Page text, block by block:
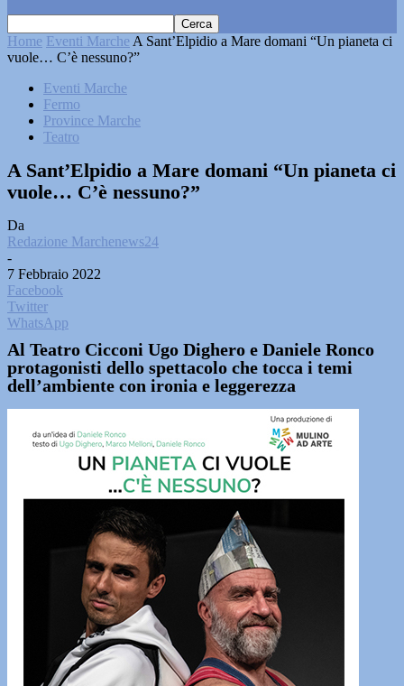
Home Eventi Marche A Sant’Elpidio a Mare domani “Un pianeta ci
vuole… C’è nessuno?”
Eventi Marche
Fermo
Province Marche
Teatro
A Sant’Elpidio a Mare domani “Un pianeta ci
vuole… C’è nessuno?”
Da
Redazione Marchenews24
-
7 Febbraio 2022
Facebook
Twitter
WhatsApp
Al Teatro Cicconi Ugo Dighero e Daniele Ronco
protagonisti dello spettacolo che tocca i temi
dell’ambiente con ironia e leggerezza